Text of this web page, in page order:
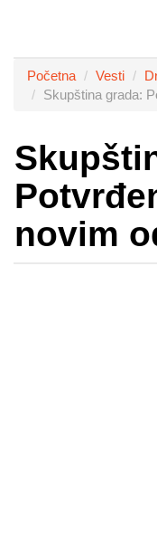
Početna Vesti
Skupština grada:
novim